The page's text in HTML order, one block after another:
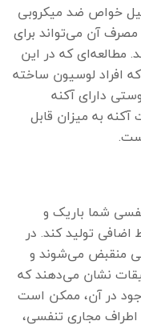
خواص ضد میکروبی
مصرف آن می‌تواند برای
مطالعه‌ای که در این
افراد لوسیون ساخته
دارای آکنه
آکنه به میزان قابل
شما باریک و
تولید کند. در
منقبض می‌شوند و
نشان می‌دهند که
در آن، ممکن است
مجاری تنفسی،